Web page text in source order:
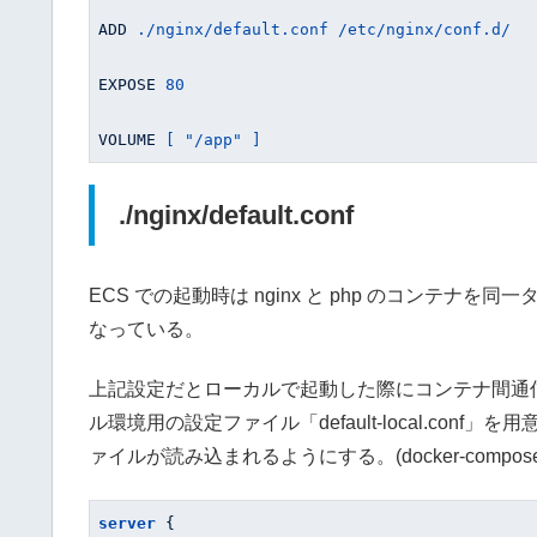
ADD ./nginx/default.conf /etc/nginx/conf.d/
EXPOSE 80
VOLUME [ "/app" ]
./nginx/default.conf
ECS での起動時は nginx と php のコンテナを同一
なっている。
上記設定だとローカルで起動した際にコンテナ間
ル環境用の設定ファイル「default-local.conf」を用
ァイルが読み込まれるようにする。(docker-
server {